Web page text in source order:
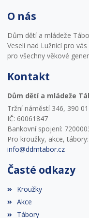
O nás
Dům dětí a mládeže
Veselí nad Lužnicí pro
pro všechny věkové
Kontakt
Dům dětí a mládeže
Tržní náměstí 346, 390
IČ: 60061847
Bankovní spojení:
Pro kroužky, akce,
info@ddmtabor.cz
Časté odkazy
Kroužky
Akce
Tábory